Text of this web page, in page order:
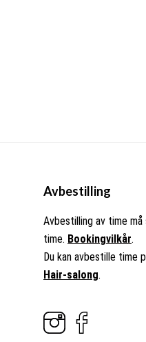
Avbestilling
Avbestilling av time
time. Bookingvilkår.
Du kan avbestille time
Hair-salong.